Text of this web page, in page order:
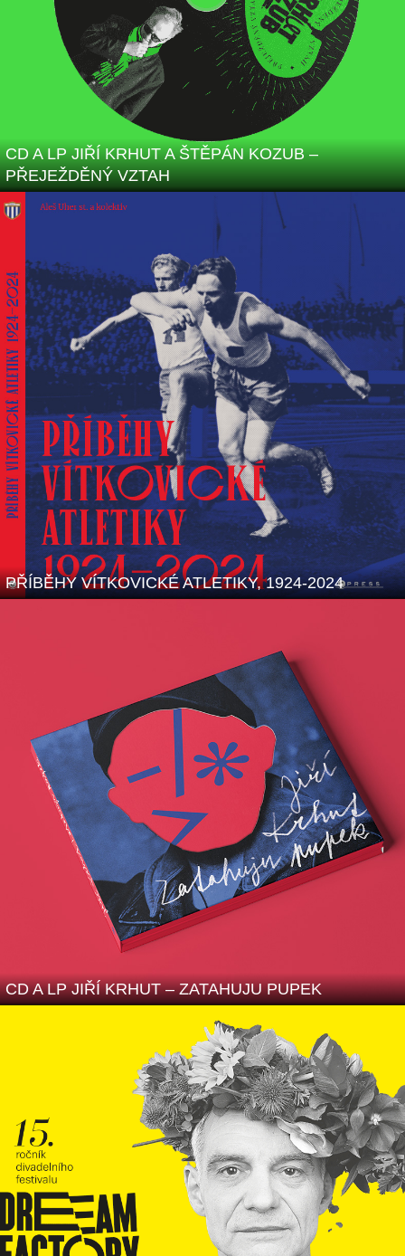
CD A LP JIŘÍ KRHUT A ŠTĚPÁN KOZUB –
PŘEJEŽDĚNÝ VZTAH
PŘÍBĚHY VÍTKOVICKÉ ATLETIKY, 1924-2024
CD A LP JIŘÍ KRHUT – ZATAHUJU PUPEK